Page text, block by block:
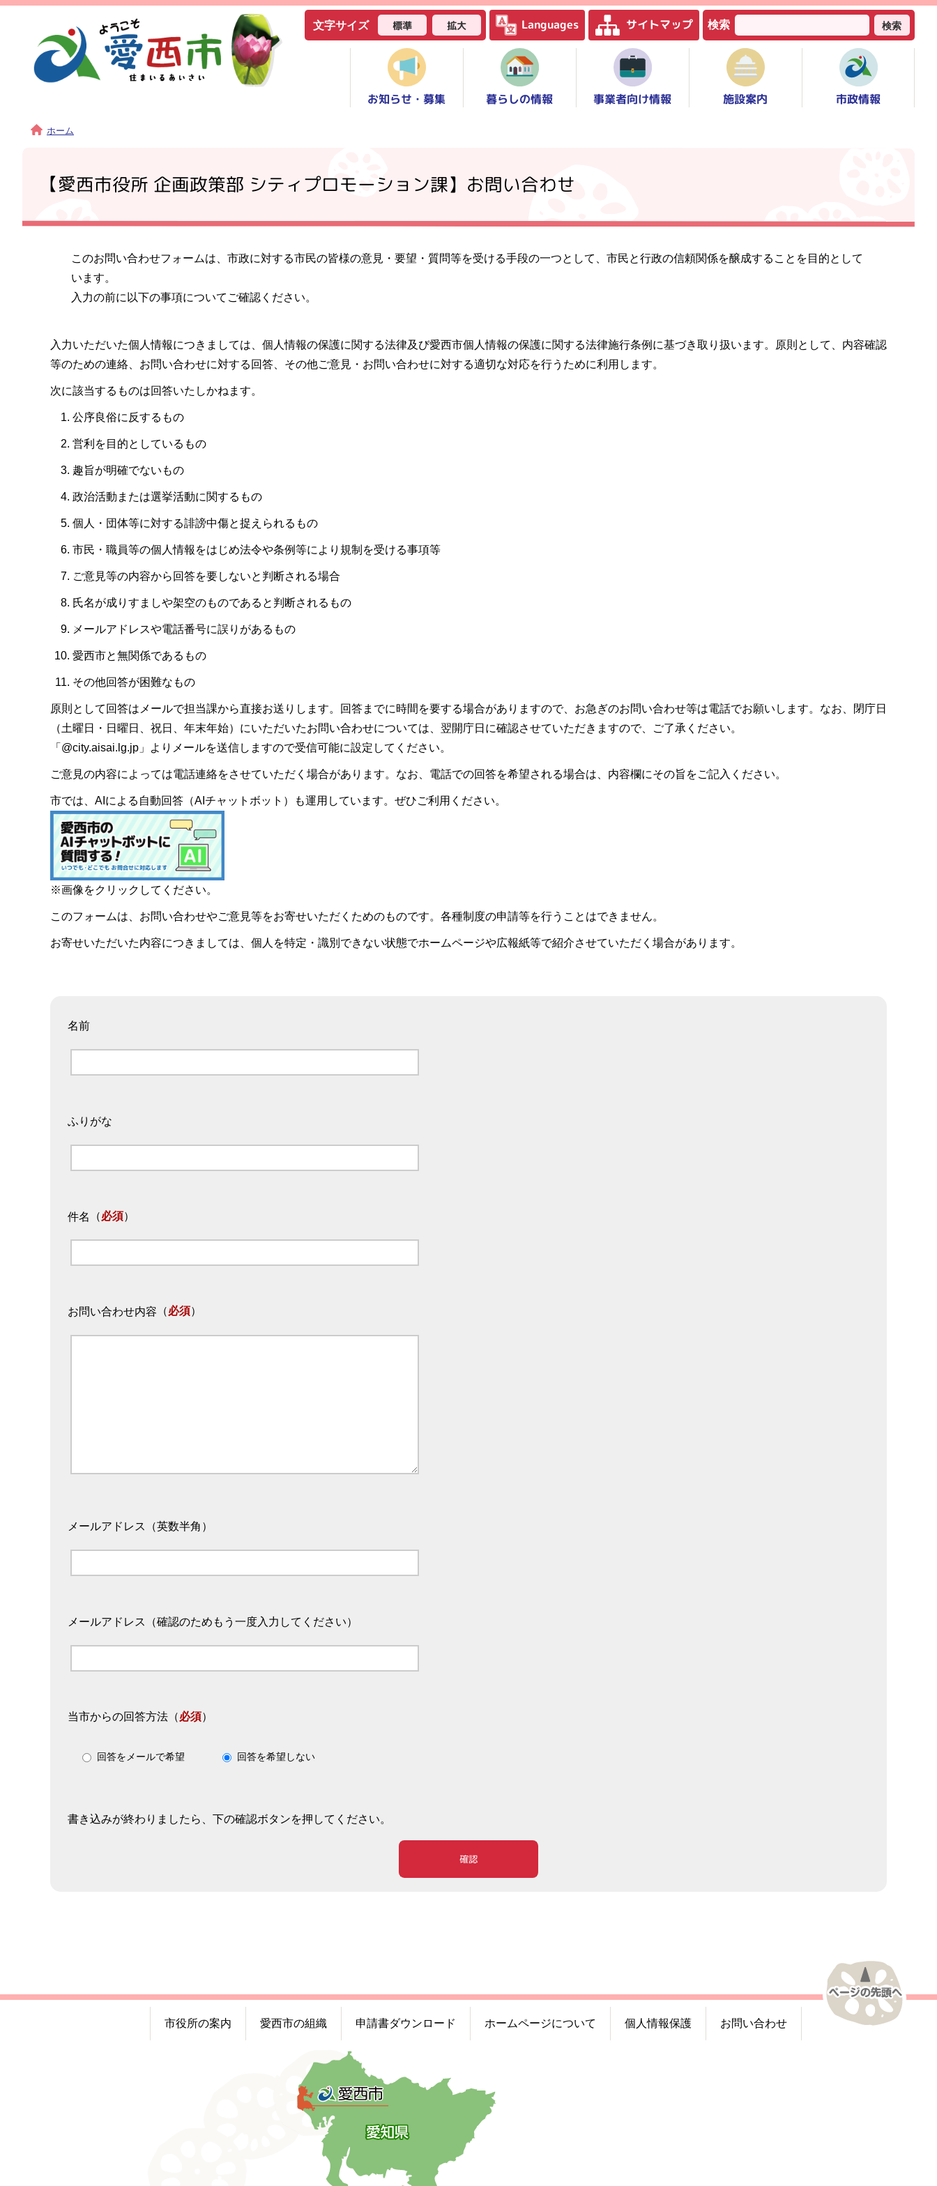
文字サイズ 標準 拡大 Languages サイトマップ 検索 検索
お知らせ・募集 暮らしの情報 事業者向け情報 施設案内 市政情報
ホーム
【愛西市役所 企画政策部 シティプロモーション課】お問い合わせ
このお問い合わせフォームは、市政に対する市民の皆様の意見・要望・質問等を受ける手段の一つとして、市民と行政の信頼関係を醸成することを目的として
います。
入力の前に以下の事項についてご確認ください。
入力いただいた個人情報につきましては、個人情報の保護に関する法律及び愛西市個人情報の保護に関する法律施行条例に基づき取り扱います。原則として、内容確認
等のための連絡、お問い合わせに対する回答、その他ご意見・お問い合わせに対する適切な対応を行うために利用します。
次に該当するものは回答いたしかねます。
公序良俗に反するもの
営利を目的としているもの
趣旨が明確でないもの
政治活動または選挙活動に関するもの
個人・団体等に対する誹謗中傷と捉えられるもの
市民・職員等の個人情報をはじめ法令や条例等により規制を受ける事項等
ご意見等の内容から回答を要しないと判断される場合
氏名が成りすましや架空のものであると判断されるもの
メールアドレスや電話番号に誤りがあるもの
愛西市と無関係であるもの
その他回答が困難なもの
原則として回答はメールで担当課から直接お送りします。回答までに時間を要する場合がありますので、お急ぎのお問い合わせ等は電話でお願いします。なお、閉庁日
（土曜日・日曜日、祝日、年末年始）にいただいたお問い合わせについては、翌開庁日に確認させていただきますので、ご了承ください。
「@city.aisai.lg.jp」よりメールを送信しますので受信可能に設定してください。
ご意見の内容によっては電話連絡をさせていただく場合があります。なお、電話での回答を希望される場合は、内容欄にその旨をご記入ください。
市では、AIによる自動回答（AIチャットボット）も運用しています。ぜひご利用ください。
※画像をクリックしてください。
このフォームは、お問い合わせやご意見等をお寄せいただくためのものです。各種制度の申請等を行うことはできません。
お寄せいただいた内容につきましては、個人を特定・識別できない状態でホームページや広報紙等で紹介させていただく場合があります。
名前
ふりがな
件名 （必須）
お問い合わせ内容 （必須）
メールアドレス（英数半角）
メールアドレス（確認のためもう一度入力してください）
当市からの回答方法 （必須）
回答をメールで希望 回答を希望しない
書き込みが終わりましたら、下の確認ボタンを押してください。
確認
市役所の案内 愛西市の組織 申請書ダウンロード ホームページについて 個人情報保護 お問い合わせ